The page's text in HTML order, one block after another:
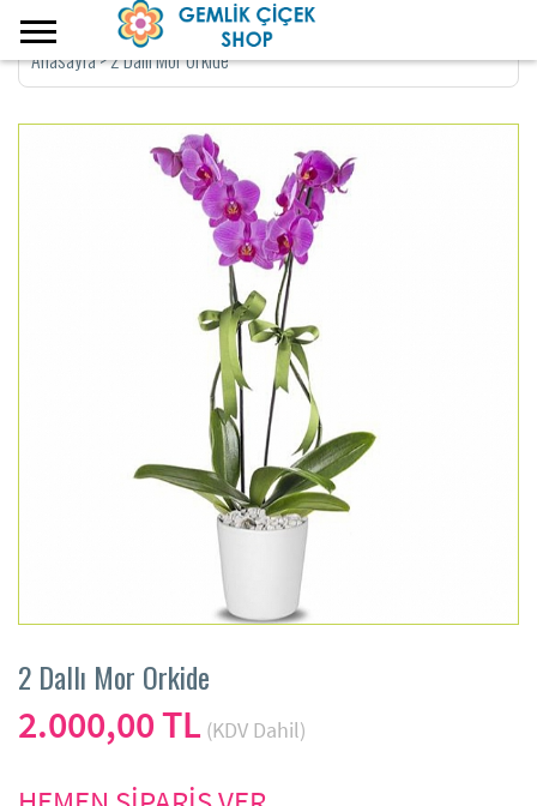
Anasayfa>2 Dallı Mor Orkide
2 Dallı Mor Orkide
2.000,00 TL (KDV Dahil)